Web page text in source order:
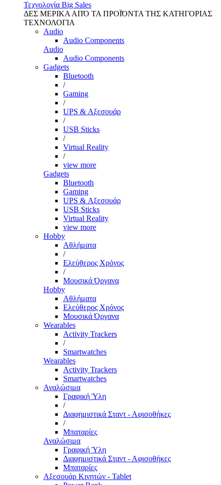
Τεχνολογία Big Sales
ΔΕΣ ΜΕΡΙΚΑ ΑΠΌ ΤΑ ΠΡΟΪΌΝΤΑ ΤΗΣ ΚΑΤΗΓΟΡΙΑΣ
ΤΕΧΝΟΛΟΓΙΑ
Audio
Audio Components
Audio
Audio Components
Gadgets
Bluetooth
/
Gaming
/
UPS & Αξεσουάρ
/
USB Sticks
/
Virtual Reality
/
view more
Gadgets
Bluetooth
Gaming
UPS & Αξεσουάρ
USB Sticks
Virtual Reality
view more
Hobby
Αθλήματα
/
Ελεύθερος Χρόνος
/
Μουσικά Όργανα
Hobby
Αθλήματα
Ελεύθερος Χρόνος
Μουσικά Όργανα
Wearables
Activity Trackers
/
Smartwatches
Wearables
Activity Trackers
Smartwatches
Αναλώσιμα
Γραφική Ύλη
/
Διαφημιστικά Σταντ - Αφισοθήκες
/
Μπαταρίες
Αναλώσιμα
Γραφική Ύλη
Διαφημιστικά Σταντ - Αφισοθήκες
Μπαταρίες
Αξεσουάρ Κινητών - Tablet